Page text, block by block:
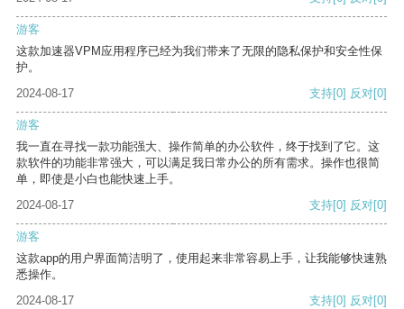
游客
这款加速器VPM应用程序已经为我们带来了无限的隐私保护和安全性保
护。
2024-08-17
支持[0] 反对[0]
游客
我一直在寻找一款功能强大、操作简单的办公软件，终于找到了它。这
款软件的功能非常强大，可以满足我日常办公的所有需求。操作也很简
单，即使是小白也能快速上手。
2024-08-17
支持[0] 反对[0]
游客
这款app的用户界面简洁明了，使用起来非常容易上手，让我能够快速熟
悉操作。
2024-08-17
支持[0] 反对[0]